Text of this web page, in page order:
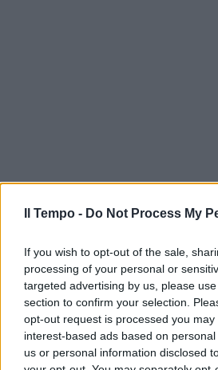
Il Tempo - Do Not Process My
If you wish to opt-out of the sale,
processing of your personal or
targeted advertising by us, please
section to confirm your selection.
opt-out request is processed you may
interest-based ads based on
us or personal information disclosed